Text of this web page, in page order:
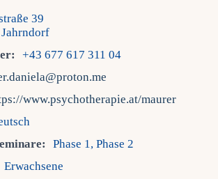
39
+43 677 617 311 04
www.psychotherapie.at/maurer
Phase 1, Phase 2
Erwachsene